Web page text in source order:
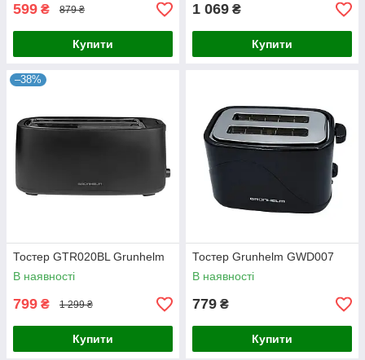
599 ₴ 879 ₴
Купити
1 069 ₴
Купити
–38%
Тостер GTR020BL Grunhelm
В наявності
799 ₴ 1 299 ₴
Купити
Тостер Grunhelm GWD007
В наявності
779 ₴
Купити